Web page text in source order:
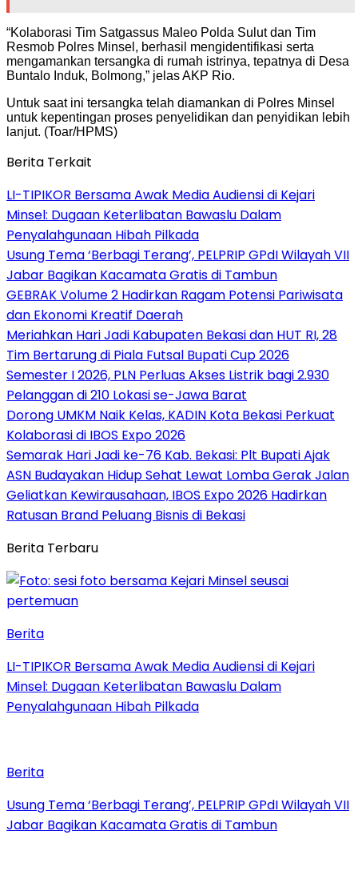
“Kolaborasi Tim Satgassus Maleo Polda Sulut dan Tim
Resmob Polres Minsel, berhasil mengidentifikasi serta
mengamankan tersangka di rumah istrinya, tepatnya di Desa
Buntalo Induk, Bolmong,” jelas AKP Rio.
Untuk saat ini tersangka telah diamankan di Polres Minsel
untuk kepentingan proses penyelidikan dan penyidikan lebih
lanjut. (Toar/HPMS)
Berita Terkait
LI-TIPIKOR Bersama Awak Media Audiensi di Kejari
Minsel: Dugaan Keterlibatan Bawaslu Dalam
Penyalahgunaan Hibah Pilkada
‎Usung Tema ‘Berbagi Terang’, PELPRIP GPdI Wilayah VII
Jabar Bagikan Kacamata Gratis di Tambun
GEBRAK Volume 2 Hadirkan Ragam Potensi Pariwisata
dan Ekonomi Kreatif Daerah
Meriahkan Hari Jadi Kabupaten Bekasi dan HUT RI, 28
Tim Bertarung di Piala Futsal Bupati Cup 2026
Semester I 2026, PLN Perluas Akses Listrik bagi 2.930
Pelanggan di 210 Lokasi se-Jawa Barat
Dorong UMKM Naik Kelas, KADIN Kota Bekasi Perkuat
Kolaborasi di IBOS Expo 2026
‎Semarak Hari Jadi ke-76 Kab. Bekasi: Plt Bupati Ajak
ASN Budayakan Hidup Sehat Lewat Lomba Gerak Jalan
‎Geliatkan Kewirausahaan, IBOS Expo 2026 Hadirkan
Ratusan Brand Peluang Bisnis di Bekasi
Berita Terbaru
Berita
LI-TIPIKOR Bersama Awak Media Audiensi di Kejari
Minsel: Dugaan Keterlibatan Bawaslu Dalam
Penyalahgunaan Hibah Pilkada
Berita
‎Usung Tema ‘Berbagi Terang’, PELPRIP GPdI Wilayah VII
Jabar Bagikan Kacamata Gratis di Tambun